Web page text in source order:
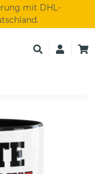
mit DHL-